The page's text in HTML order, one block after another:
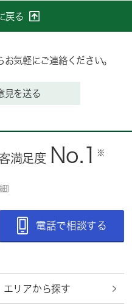
戻る
気軽にご連絡ください。
見を送る
満足度 No.1 ※
電話で相談する
エリアから探す